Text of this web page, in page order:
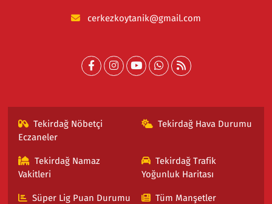
cerkezkoytanik@gmail.com
Tekirdağ Nöbetçi
Eczaneler
Tekirdağ Hava Durumu
Tekirdağ Namaz
Vakitleri
Tekirdağ Trafik
Yoğunluk Haritası
Süper Lig Puan Durumu Tüm Manşetler